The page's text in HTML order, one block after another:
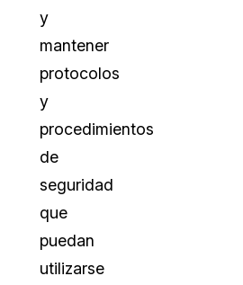
y
mantener
protocolos
y
procedimientos
de
seguridad
que
puedan
utilizarse